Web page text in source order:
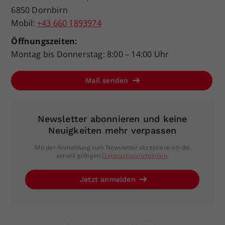
6850 Dornbirn
Mobil: +43 660 1893974
Öffnungszeiten:
Montag bis Donnerstag: 8:00 – 14:00 Uhr
Mail senden
Newsletter abonnieren und keine
Neuigkeiten mehr verpassen
Mit der Anmeldung zum Newsletter akzeptiere ich die
aktuell gültigen Datenschutzrichtlinien.
Jetzt anmelden